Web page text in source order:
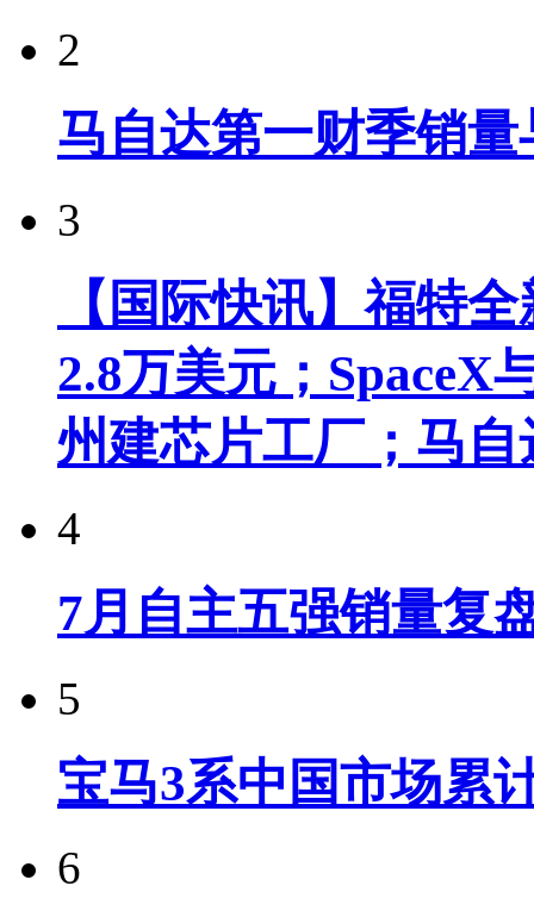
2
马自达第一财季销
3
【国际快讯】福特
2.8万美元；SpaceX
州建芯片工厂；马
4
7月自主五强销量复
5
宝马3系中国市场累
6